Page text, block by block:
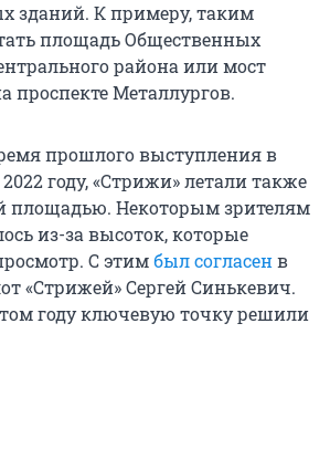
зданий. К примеру, таким
площадь Общественных
района или мост
проспекте Металлургов.
прошлого выступления в
году, «Стрижи» летали также
площадью. Некоторым зрителям
из-за высоток, которые
С этимбыл согласенв
«Стрижей» Сергей Синькевич.
году ключевую точку решили